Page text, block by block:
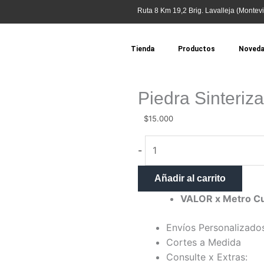
Ruta 8 Km 19,2 Brig. Lavalleja
Tienda Productos
Piedra
$15.000
-
Sinterizada
Glaciar
cantidad
Añadir al carrito
VALOR x Metro
Envíos
Cortes a Medida
Consulte x Extras: